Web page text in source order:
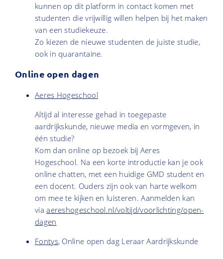
kunnen op dit platform in contact komen met
studenten die vrijwillig willen helpen bij het maken
van een studiekeuze.
Zo kiezen de nieuwe studenten de juiste studie,
ook in quarantaine.
Online open dagen
Aeres Hogeschool
Altijd al interesse gehad in toegepaste
aardrijkskunde, nieuwe media en vormgeven, in
één studie?
Kom dan online op bezoek bij Aeres
Hogeschool. Na een korte introductie kan je ook
online chatten, met een huidige GMD student en
een docent. Ouders zijn ook van harte welkom
om mee te kijken en luisteren. Aanmelden kan
viaaereshogeschool.nl/voltijd/voorlichting/open-
dagen
Fontys, Online open dag Leraar Aardrijkskunde